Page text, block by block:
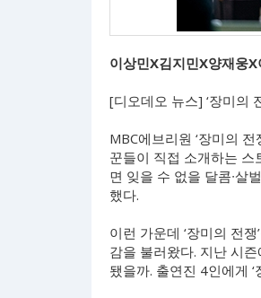
이상민X김지민X양재웅
[디오데오 뉴스] ‘장미의
MBC에브리원 ‘장미의
꾼들이 직접 소개하는 스
면 잊을 수 없을 달콤∙살
했다.
이런 가운데 ‘장미의 전
감을 불러왔다. 지난 시
됐을까. 출연진 4인에게